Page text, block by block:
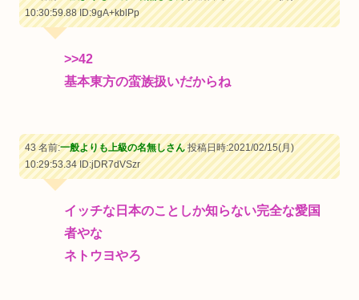
10:30:59.88ID:9gA+kblPp
>>42
基本東方の蛮族扱いだからね
43 名前:一般よりも上級の名無しさん投稿日時:2021/02/15(月)
10:29:53.34ID:jDR7dVSzr
イッチな日本のことしか知らない完全な愛国
者やな
ネトウヨやろ